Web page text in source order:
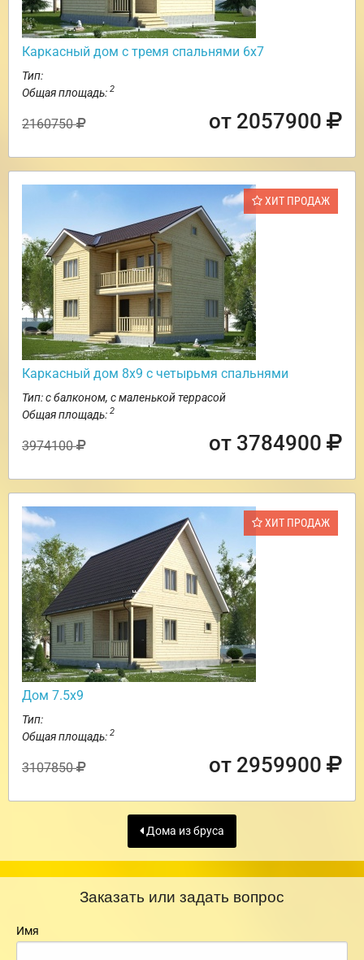
Каркасный дом с тремя спальнями 6х7
Тип:
Общая площадь: 2
2160750 от 2057900
ХИТ ПРОДАЖ
Каркасный дом 8х9 с четырьмя спальнями
Тип: с балконом, с маленькой террасой
Общая площадь: 2
3974100 от 3784900
ХИТ ПРОДАЖ
Дом 7.5х9
Тип:
Общая площадь: 2
3107850 от 2959900
Дома из бруса
Заказать или задать вопрос
Имя